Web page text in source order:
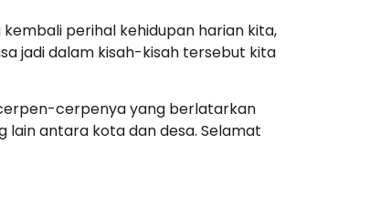
perihal kehidupan harian kita,
jadi dalam kisah-kisah tersebut kita
cerpenya yang berlatarkan
antara kota dan desa. Selamat